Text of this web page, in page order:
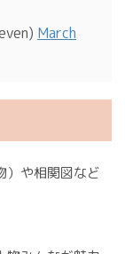
March
）や相関図など